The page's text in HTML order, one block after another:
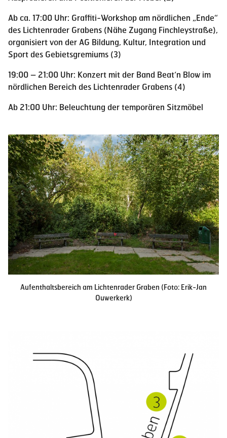
Ab ca. 17:00 Uhr: Graffiti-Workshop am nördlichen „Ende“
des Lichtenrader Grabens (Nähe Zugang Finchleystraße),
organisiert von der AG Bildung, Kultur, Integration und
Sport des Gebietsgremiums (3)
19:00 – 21:00 Uhr: Konzert mit der Band Beat‘n Blow im
nördlichen Bereich des Lichtenrader Grabens (4)
Ab 21:00 Uhr: Beleuchtung der temporären Sitzmöbel
Aufenthaltsbereich am Lichtenrader Graben (Foto: Erik-Jan
Ouwerkerk)